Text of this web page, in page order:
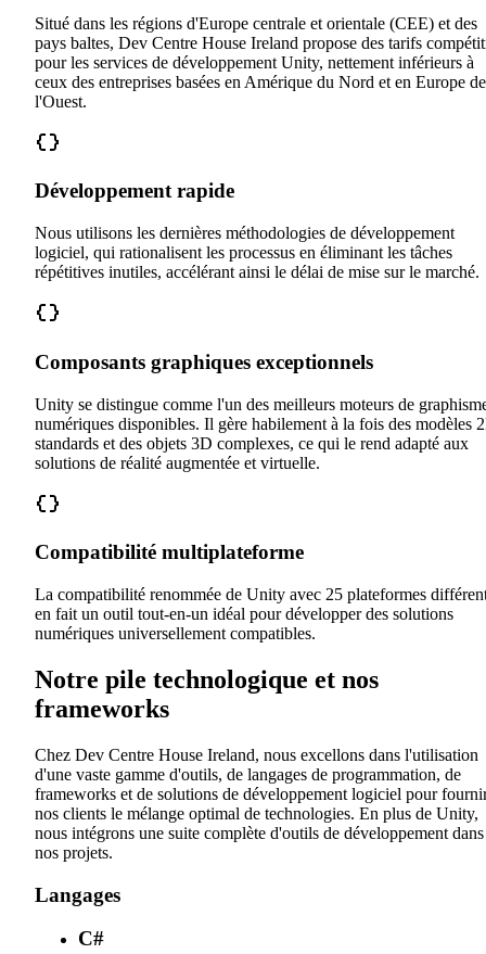
Situé dans les régions d'Europe centrale et orientale (CEE) et des
pays baltes, Dev Centre House Ireland propose des tarifs
pour les services de développement Unity, nettement inférieurs à
ceux des entreprises basées en Amérique du Nord et en Europe de
l'Ouest.
Développement rapide
Nous utilisons les dernières méthodologies de développement
logiciel, qui rationalisent les processus en éliminant les tâches
répétitives inutiles, accélérant ainsi le délai de mise sur le marché.
Composants graphiques exceptionnels
Unity se distingue comme l'un des meilleurs moteurs de
numériques disponibles. Il gère habilement à la fois des modèles
standards et des objets 3D complexes, ce qui le rend adapté aux
solutions de réalité augmentée et virtuelle.
Compatibilité multiplateforme
La compatibilité renommée de Unity avec 25 plateformes
en fait un outil tout-en-un idéal pour développer des solutions
numériques universellement compatibles.
Notre pile technologique et nos
frameworks
Chez Dev Centre House Ireland, nous excellons dans l'utilisation
d'une vaste gamme d'outils, de langages de programmation, de
frameworks et de solutions de développement logiciel pour
nos clients le mélange optimal de technologies. En plus de Unity,
nous intégrons une suite complète d'outils de développement dans
nos projets.
Langages
C#